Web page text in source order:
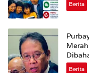
Berita
Berita